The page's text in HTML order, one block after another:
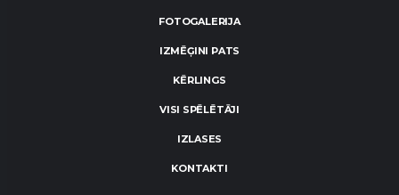
FOTOGALERIJA
IZMĒĢINI PATS
KĒRLINGS
VISI SPĒLĒTĀJI
IZLASES
KONTAKTI